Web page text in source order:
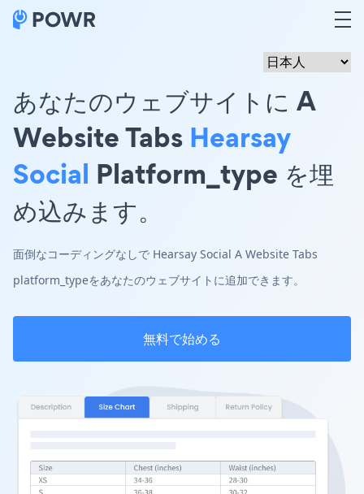
あなたのウェブサイトに A
Website Tabs Hearsay
Social Platform_type を埋
め込みます。
面倒なコーディングなしで Hearsay Social A Website Tabs
platform_typeをあなたのウェブサイトに追加できます。
無料で始める